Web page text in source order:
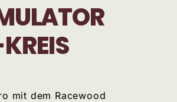
mit dem Racewood